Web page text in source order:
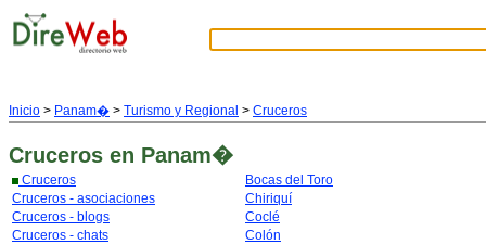
Inicio > Panam� > Turismo y Regional > Cruceros
Cruceros en Panam�
Cruceros
Cruceros - asociaciones
Cruceros - blogs
Cruceros - chats
Bocas del Toro
Chiriquí
Coclé
Colón